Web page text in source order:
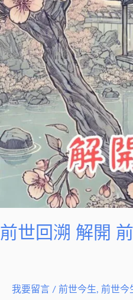
前世回溯 解開
我要留言 / 前世今生, 前世今
前
世
今
生
婆
媳
盾
的